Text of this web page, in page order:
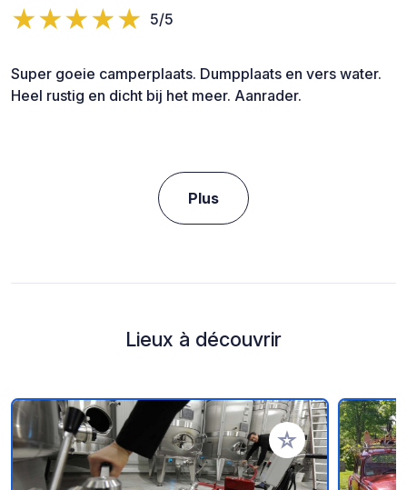
5/5
Super goeie camperplaats. Dumpplaats en vers water.
Heel rustig en dicht bij het meer. Aanrader.
Plus
Lieux à découvrir
Ajouter à vos